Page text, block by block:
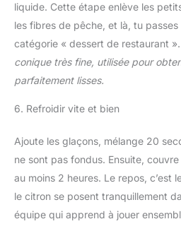
liquide. Cette étape enlève les
les fibres de pêche, et là, tu
catégorie « dessert de restaurant ».
conique très fine, utilisée pour
parfaitement lisses.
6. Refroidir vite et bien
Ajoute les glaçons, mélange 20
ne sont pas fondus. Ensuite,
au moins 2 heures. Le repos, c’est
le citron se posent tranquillement
équipe qui apprend à jouer